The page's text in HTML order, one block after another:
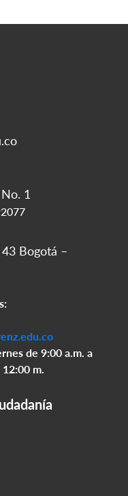
1
Bogotá –
de 9:00 a.m. a
12:00 m.